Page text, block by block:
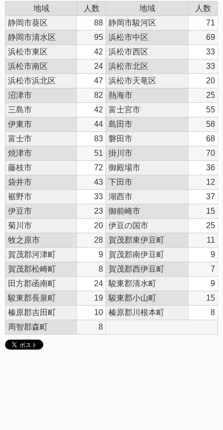
地域 人数 地域
人数
静岡市葵区
88 静岡市駿河区
71
静岡市清水区
95 浜松市中区
69
浜松市東区
42 浜松市西区
33
浜松市南区
24 浜松市北区
33
浜松市浜北区
47 浜松市天竜区
20
沼津市
82 熱海市
25
三島市
42 富士宮市
55
伊東市
44 島田市
58
富士市
83 磐田市
68
焼津市
51 掛川市
70
藤枝市
72 御殿場市
36
袋井市
43 下田市
12
裾野市
33 湖西市
37
伊豆市
23 御前崎市
15
菊川市
20 伊豆の国市
25
牧之原市
28 賀茂郡東伊豆町
11
賀茂郡河津町
9 賀茂郡南伊豆町
9
賀茂郡松崎町
8 賀茂郡西伊豆町
7
田方郡函南町
24 駿東郡清水町
9
駿東郡長泉町
19 駿東郡小山町
15
榛原郡吉田町
10 榛原郡川根本町
8
周智郡森町
8